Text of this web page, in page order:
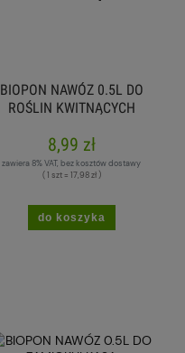
BIOPON NAWÓZ 0.5L DO
ROŚLIN KWITNĄCYCH
8,99 zł
zawiera 8% VAT, bez kosztów dostawy
( 1 szt = 17,98 zł )
do koszyka